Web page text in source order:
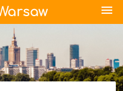
menu